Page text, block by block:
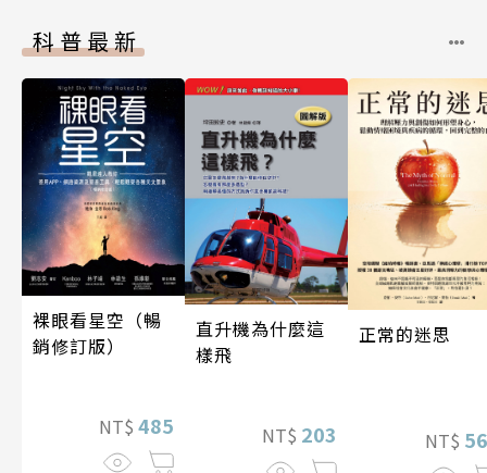
科普最新
裸眼看星空（暢
銷修訂版）
NT$ 485
直升機為什麼這
樣飛
NT$ 203
正常的迷思
NT$